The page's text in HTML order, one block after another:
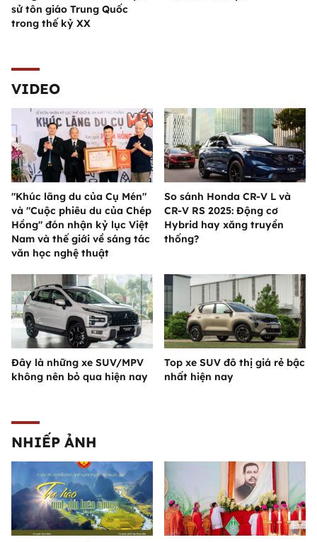
sử tôn giáo Trung Quốc
trong thế kỷ XX
VIDEO
"Khúc lãng du của Cụ Mén"
và "Cuộc phiêu du của Chép
Hồng" đón nhận kỷ lục Việt
Nam và thế giới về sáng tác
văn học nghệ thuật
So sánh Honda CR-V L và
CR-V RS 2025: Động cơ
Hybrid hay xăng truyền
thống?
Đây là những xe SUV/MPV
không nên bỏ qua hiện nay
Top xe SUV đô thị giá rẻ bậc
nhất hiện nay
NHIẾP ẢNH